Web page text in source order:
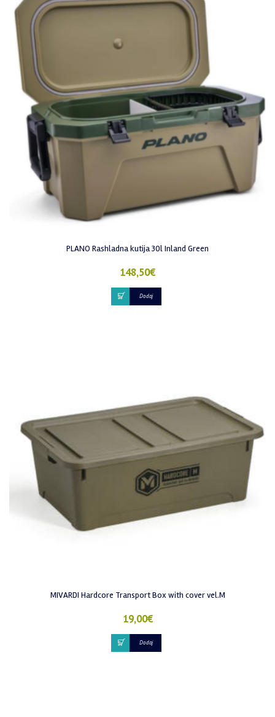
PLANO Rashladna kutija 30l Inland Green
148,50€
Dodaj
MIVARDI Hardcore Transport Box with cover vel.M
19,00€
Dodaj